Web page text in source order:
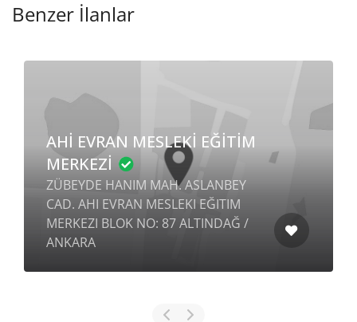
Benzer İlanlar
AHİ EVRAN MESLEKİ EĞİTİM
MERKEZİ
ZÜBEYDE HANIM MAH. ASLANBEY
CAD. AHI EVRAN MESLEKI EĞITIM
MERKEZI BLOK NO: 87 ALTINDAĞ /
ANKARA